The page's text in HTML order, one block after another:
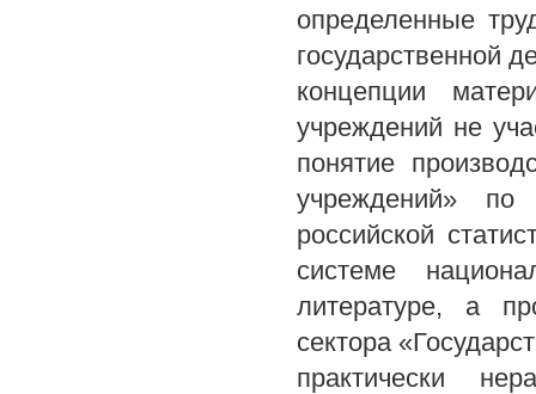
определенные
государственной
концепции
учреждений не
понятие
учреждений»
российской
системе
литературе, а
сектора
практически